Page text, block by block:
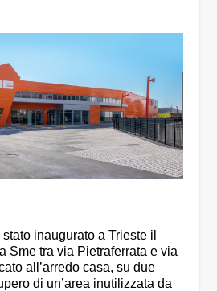
inaugurato a Trieste il
Sme tra via Pietraferrata e via
all’arredo casa, su due
di un’area inutilizzata da